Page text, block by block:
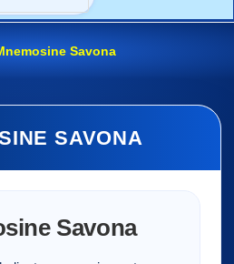
Savona
SAVONA
Savona